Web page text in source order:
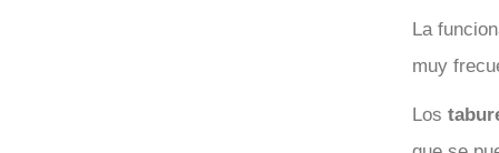
La
muy
Los